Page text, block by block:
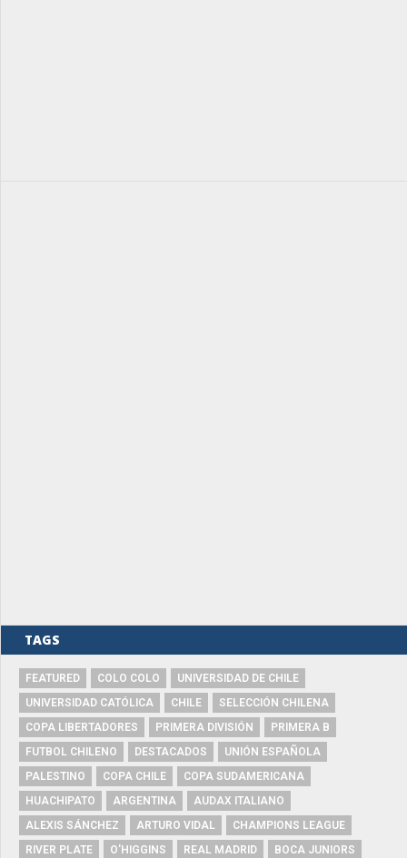
TAGS
FEATURED COLO COLO
UNIVERSIDAD DE CHILE
UNIVERSIDAD CATÓLICA
CHILE
SELECCIÓN CHILENA
COPA LIBERTADORES
PRIMERA DIVISIÓN
PRIMERA B
FUTBOL CHILENO
DESTACADOS
UNIÓN ESPAÑOLA
PALESTINO
COPA CHILE
COPA SUDAMERICANA
HUACHIPATO
ARGENTINA
AUDAX ITALIANO
ALEXIS SÁNCHEZ
ARTURO VIDAL
CHAMPIONS LEAGUE
RIVER PLATE
O'HIGGINS REAL MADRID
BOCA JUNIORS